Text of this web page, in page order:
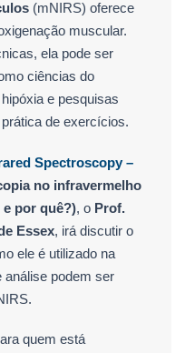
(mNIRS) oferece
muscular.
ela pode ser
ciências do
e pesquisas
de exercícios.
Spectroscopy –
no infravermelho
por quê?), o Prof.
Essex, irá discutir o
ele é utilizado na
análise podem ser
quem está